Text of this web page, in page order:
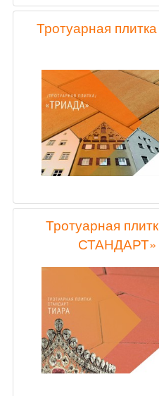
Тротуарная
Тротуарная
СТАНДАРТ»